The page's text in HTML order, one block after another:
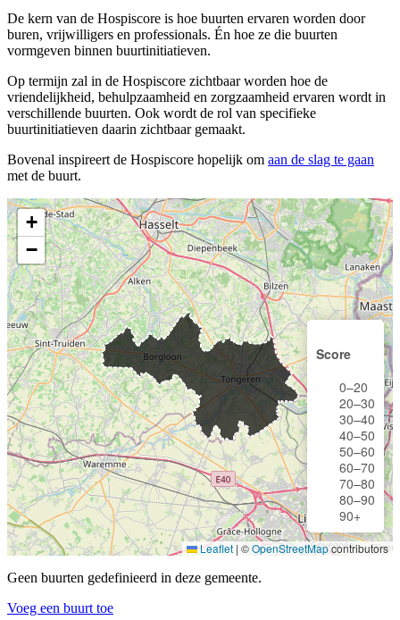
De kern van de Hospiscore is hoe buurten ervaren worden door
buren, vrijwilligers en professionals. Én hoe ze die buurten
vormgeven binnen buurtinitiatieven.
Op termijn zal in de Hospiscore zichtbaar worden hoe de
vriendelijkheid, behulpzaamheid en zorgzaamheid ervaren wordt in
verschillende buurten. Ook wordt de rol van specifieke
buurtinitiatieven daarin zichtbaar gemaakt.
Bovenal inspireert de Hospiscore hopelijk om aan de slag te gaan
met de buurt.
+
−
Score
0–20
20–30
30–40
40–50
50–60
60–70
70–80
80–90
90+
Leaflet | ©OpenStreetMapcontributors
Geen buurten gedefinieerd in deze gemeente.
Voeg een buurt toe